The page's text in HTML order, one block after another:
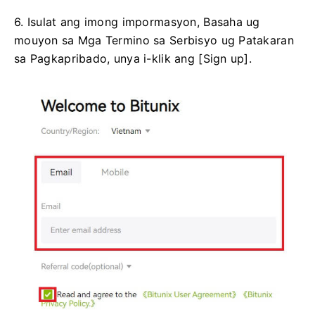
6. Isulat ang imong impormasyon, Basaha ug
mouyon sa Mga Termino sa Serbisyo ug Patakaran
sa Pagkapribado, unya i-klik ang [Sign up].